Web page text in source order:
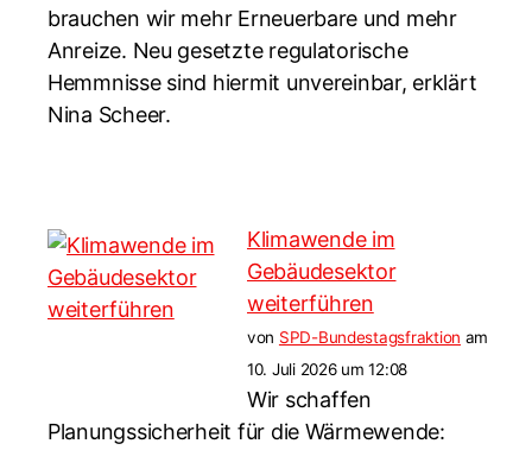
brauchen wir mehr Erneuerbare und mehr
Anreize. Neu gesetzte regulatorische
Hemmnisse sind hiermit unvereinbar, erklärt
Nina Scheer.
Klimawende im
Gebäudesektor
weiterführen
von SPD-Bundestagsfraktion am
10. Juli 2026 um 12:08
Wir schaffen
Planungssicherheit für die Wärmewende: